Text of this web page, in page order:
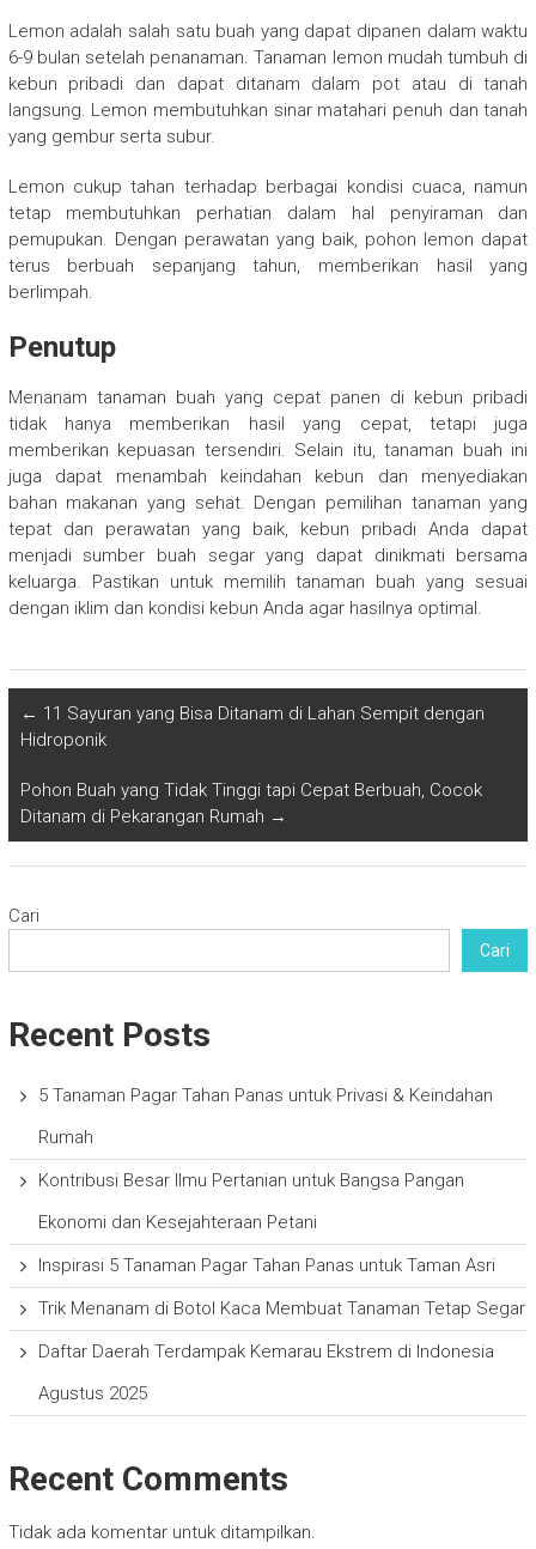
Lemon adalah salah satu buah yang dapat dipanen dalam waktu
6-9 bulan setelah penanaman. Tanaman lemon mudah tumbuh di
kebun pribadi dan dapat ditanam dalam pot atau di tanah
langsung. Lemon membutuhkan sinar matahari penuh dan tanah
yang gembur serta subur.
Lemon cukup tahan terhadap berbagai kondisi cuaca, namun
tetap membutuhkan perhatian dalam hal penyiraman dan
pemupukan. Dengan perawatan yang baik, pohon lemon dapat
terus berbuah sepanjang tahun, memberikan hasil yang
berlimpah.
Penutup
Menanam tanaman buah yang cepat panen di kebun pribadi
tidak hanya memberikan hasil yang cepat, tetapi juga
memberikan kepuasan tersendiri. Selain itu, tanaman buah ini
juga dapat menambah keindahan kebun dan menyediakan
bahan makanan yang sehat. Dengan pemilihan tanaman yang
tepat dan perawatan yang baik, kebun pribadi Anda dapat
menjadi sumber buah segar yang dapat dinikmati bersama
keluarga. Pastikan untuk memilih tanaman buah yang sesuai
dengan iklim dan kondisi kebun Anda agar hasilnya optimal.
← 11 Sayuran yang Bisa Ditanam di Lahan Sempit dengan
Hidroponik
Pohon Buah yang Tidak Tinggi tapi Cepat Berbuah, Cocok
Ditanam di Pekarangan Rumah →
Cari
Cari
Recent Posts
5 Tanaman Pagar Tahan Panas untuk Privasi & Keindahan
Rumah
Kontribusi Besar Ilmu Pertanian untuk Bangsa Pangan
Ekonomi dan Kesejahteraan Petani
Inspirasi 5 Tanaman Pagar Tahan Panas untuk Taman Asri
Trik Menanam di Botol Kaca Membuat Tanaman Tetap Segar
Daftar Daerah Terdampak Kemarau Ekstrem di Indonesia
Agustus 2025
Recent Comments
Tidak ada komentar untuk ditampilkan.